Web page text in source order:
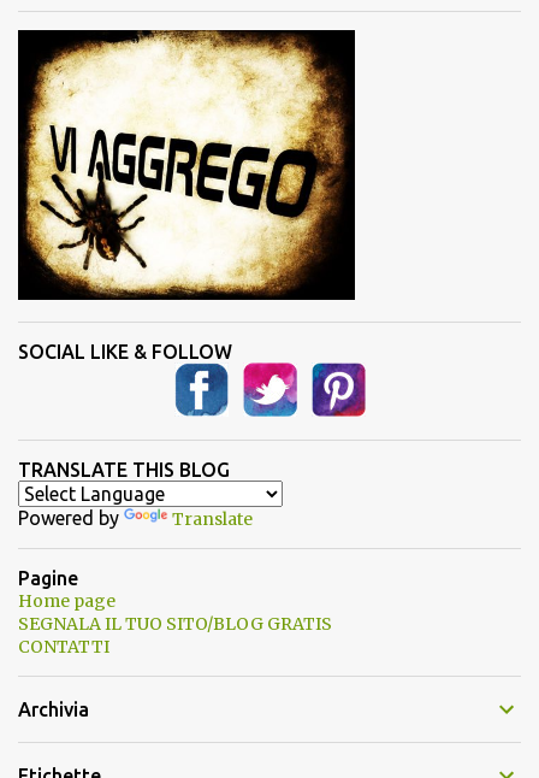
i
SOCIAL LIKE & FOLLOW
TRANSLATE THIS BLOG
Powered by Translate
Pagine
Home page
SEGNALA IL TUO SITO/BLOG GRATIS
CONTATTI
Archivia